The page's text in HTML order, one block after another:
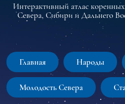
Интерактивный атлас
Севера, Сибири и Дальнего
Главная Народы
Молодость Севера